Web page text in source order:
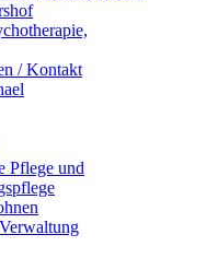
/ Kontakt
Pflege und